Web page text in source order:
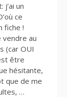
j’ai un
ce
fiche !
vendre au
(car OUI
être
hésitante,
que de me
…